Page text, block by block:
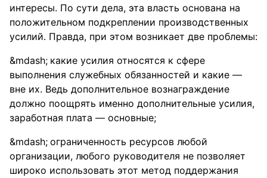
интересы. По сути дела, эта власть основана на
положительном подкреплении производственных
усилий. Правда, при этом возникает две проблемы:
какие усилия относятся к сфере
выполнения служебных обязанностей и какие —
вне их. Ведь дополнительное вознаграждение
должно поощрять именно дополнительные усилия,
заработная плата — основные;
ограниченность ресурсов любой
организации, любого руководителя не позволяет
широко использовать этот метод поддержания